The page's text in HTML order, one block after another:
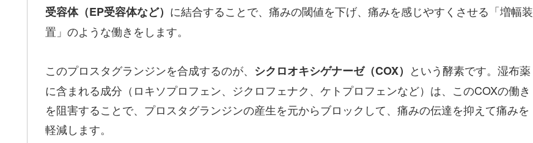
受容体（EP受容体など） に結合することで、痛みの閾値を下げ、痛みを感じやすくさせる「増幅装
置」のような働きをします。
このプロスタグランジンを合成するのが、 シクロオキシゲナーゼ（COX） という酵素です。湿布薬
に含まれる成分（ロキソプロフェン、ジクロフェナク、ケトプロフェンなど）は、このCOXの働き
を阻害することで、プロスタグランジンの産生を元からブロックして、痛みの伝達を抑えて痛みを
軽減します。